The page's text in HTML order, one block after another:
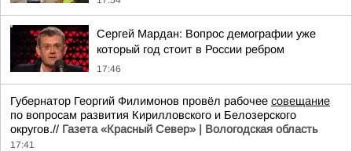
Сергей Мардан: Вопрос демографии уже
который год стоит в России ребром
17:46
Губернатор Георгий Филимонов провёл рабочее совещание
по вопросам развития Кирилловского и Белозерского
округов.// Газета «Красный Север» | Вологодская область
17:41